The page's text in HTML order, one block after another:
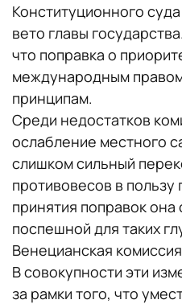
Конституционного
вето главы
что поправка о
международным
принципам.
Среди недостатков
ослабление местного
слишком сильный
противовесов в
принятия поправок
поспешной для таких
Венецианская
В совокупности эти
за рамки того, что